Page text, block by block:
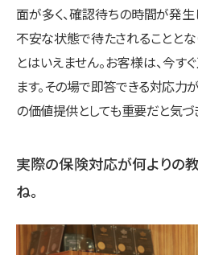
面が多く、確認待ちの時間が発
不安な状態で待たされることと
とはいえません。お客様は、今
ます。その場で即答できる対応力
の価値提供としても重要だと気づ
実際の保険対応が何よりの
ね。